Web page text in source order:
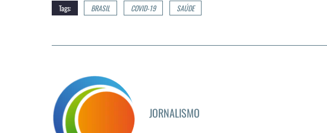
Tags: BRASIL COVID-19 SAÚDE
JORNALISMO